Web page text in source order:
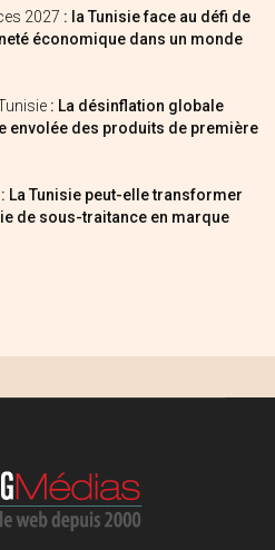
2027 : la Tunisie face au défi de
économique dans un monde
: La désinflation globale
envolée des produits de première
: La Tunisie peut-elle transformer
de sous-traitance en marque